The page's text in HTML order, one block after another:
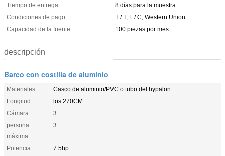
Tiempo de entrega:
8 días para la muestra
Condiciones de pago:
T / T, L / C, Western Union
Capacidad de la fuente:
100 piezas por mes
descripción
Barco con costilla de aluminio
Materiales:
Casco de aluminio/PVC o tubo del hypalon
Longitud:
los 270CM
Cámara:
3
persona
máxima:
3
Potencia:
7.5hp